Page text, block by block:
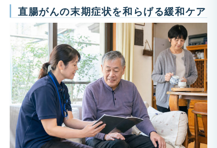
直腸がんの末期症状を和らげる緩和ケア